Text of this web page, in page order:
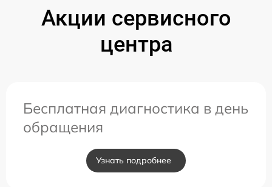
Акции сервисного
центра
Бесплатная диагностика в день
обращения
Узнать подробнее